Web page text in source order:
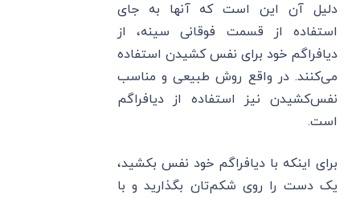
دلیل آن این است که آنها به جای
استفاده از قسمت فوقانی سینه، از
دیافراگم خود برای نفس کشیدن استفاده
می‌کنند. در واقع روش طبیعی و مناسب
نفس‌کشیدن نیز استفاده از دیافراگم
است.
برای اینکه با دیافراگم خود نفس بکشید،
یک دست را روی شکم‌تان بگذارید و با